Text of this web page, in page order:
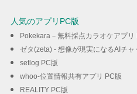
人気のアプリPC版
Pokekara－無料採点カラオケアプリ
ゼタ(zeta) - 想像が現実になるAIチャ
setlog PC版
whoo-位置情報共有アプリ PC版
REALITY PC版